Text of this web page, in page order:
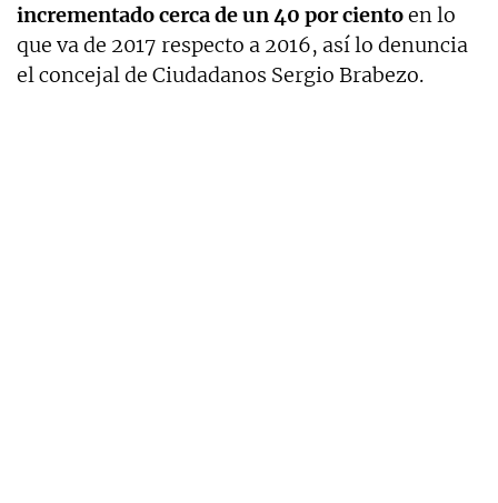
incrementado cerca de un 40 por cientoen lo
que va de 2017 respecto a 2016, así lo denuncia
el concejal de Ciudadanos Sergio Brabezo.